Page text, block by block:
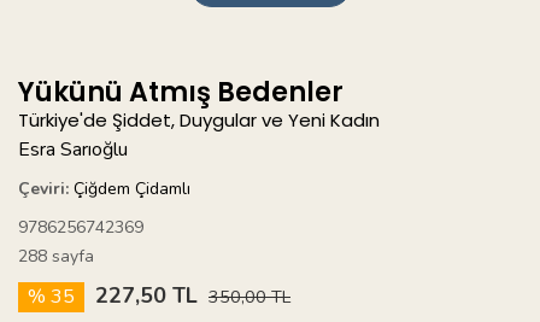
Yükünü Atmış Bedenler
Türkiye'de Şiddet, Duygular ve Yeni Kadın
Esra Sarıoğlu
Çeviri: Çiğdem Çidamlı
9786256742369
288 sayfa
% 35 227,50 TL 350,00 TL